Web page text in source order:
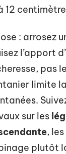
12
: arrosez
l’apport
pas
limite
sur les
,
plutôt